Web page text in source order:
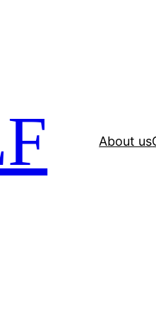
About us